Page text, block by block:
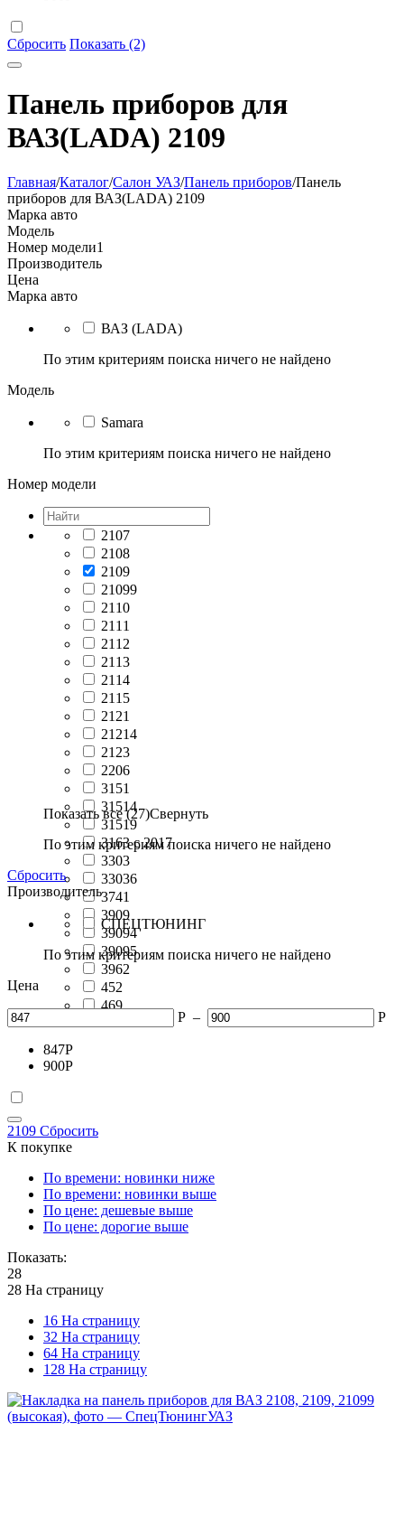
Сбросить Показать (2)
Панель приборов для
ВАЗ(LADA) 2109
Главная/Каталог/Салон УАЗ/Панель приборов/Панель
приборов для ВАЗ(LADA) 2109
Марка авто
Модель
Номер модели1
Производитель
Цена
Марка авто
ВАЗ (LADA)
По этим критериям поиска ничего не найдено
Модель
Samara
По этим критериям поиска ничего не найдено
Номер модели
2107
2108
2109
21099
2110
2111
2112
2113
2114
2115
2121
21214
2123
2206
3151
31514
31519
3163 с 2017
3303
33036
3741
3909
39094
39095
3962
452
469
Показать все (27)Свернуть
По этим критериям поиска ничего не найдено
Сбросить
Производитель
СПЕЦТЮНИНГ
По этим критериям поиска ничего не найдено
Цена
Р – Р
847Р
900Р
2109 Сбросить
К покупке
По времени: новинки ниже
По времени: новинки выше
По цене: дешевые выше
По цене: дорогие выше
Показать:
28
28 На страницу
16 На страницу
32 На страницу
64 На страницу
128 На страницу